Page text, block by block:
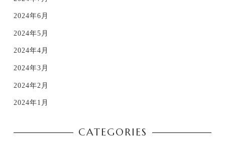
2024年6月
2024年5月
2024年4月
2024年3月
2024年2月
2024年1月
CATEGORIES